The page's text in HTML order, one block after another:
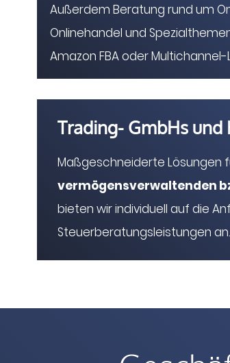
Außerdem Beratung rund um
Onlinehandel und
Amazon FBA oder Multichannel-
Trading- GmbHs
Maßgeschneiderte Lösungen
vermögensverwaltenden
bieten wir individuell auf die
Steuerberatungsleistungen an.